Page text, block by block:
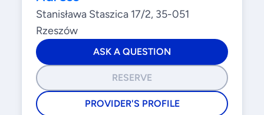
Stanisława Staszica 17/2, 35-051
Rzeszów
ASK A QUESTION
RESERVE
PROVIDER'S PROFILE